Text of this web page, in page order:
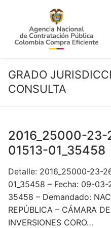
contenido
GRADO
CONSULTA
2016_25000-
01513-01_35458
Detalle: 2016_25000-23-
01_35458 – Fecha: 09-
35458 – Demandado:
REPÚBLICA – CÁMARA
INVERSIONES CORO…